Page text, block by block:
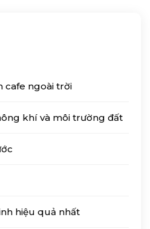
cafe ngoài trời
khí và môi trường đất
hiệu quả nhất